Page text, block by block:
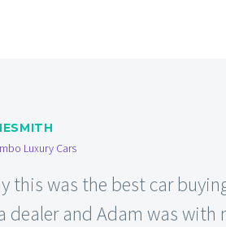
Luxury Cars
this was the best car
dealer and Adam was